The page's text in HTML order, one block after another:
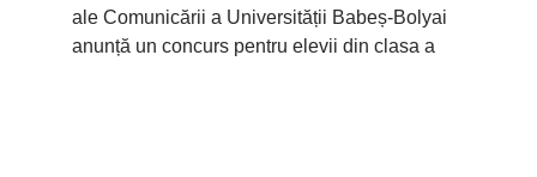
ale Comunicării a Universității Babeș-Bolyai
anunță un concurs pentru elevii din clasa a